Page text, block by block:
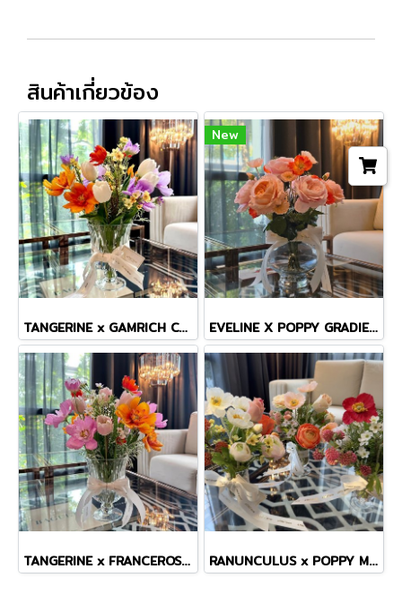
สินค้าเกี่ยวข้อง
TANGERINE x GAMRICH COSMOS TINY MASTERPIECE VASE
New
EVELINE X POPPY GRADIENT VASE
TANGERINE x FRANCEROSE COSMOS TINY MASTERPIECE VASE RANUNCULUS x POPPY MINI VASE